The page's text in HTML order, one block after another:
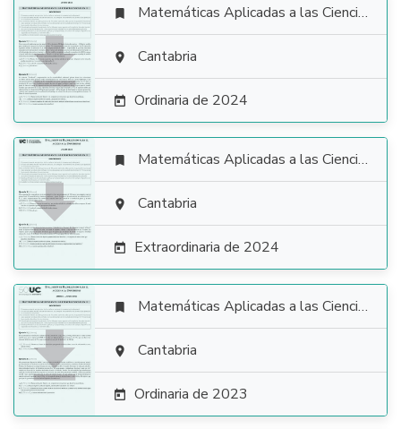

 Matemáticas Aplicadas a las Ciencias Sociales
 Cantabria
 Ordinaria de 2024

 Matemáticas Aplicadas a las Ciencias Sociales
 Cantabria
 Extraordinaria de 2024

 Matemáticas Aplicadas a las Ciencias Sociales
 Cantabria
 Ordinaria de 2023